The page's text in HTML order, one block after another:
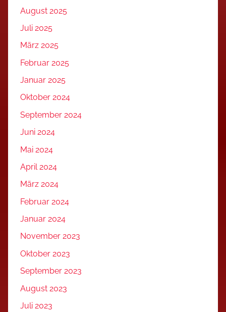
August 2025
Juli 2025
März 2025
Februar 2025
Januar 2025
Oktober 2024
September 2024
Juni 2024
Mai 2024
April 2024
März 2024
Februar 2024
Januar 2024
November 2023
Oktober 2023
September 2023
August 2023
Juli 2023